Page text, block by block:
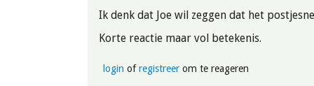
Ik denk dat Joe wil zeggen dat het
Korte reactie maar vol betekenis.
login ofregistreerom te reageren